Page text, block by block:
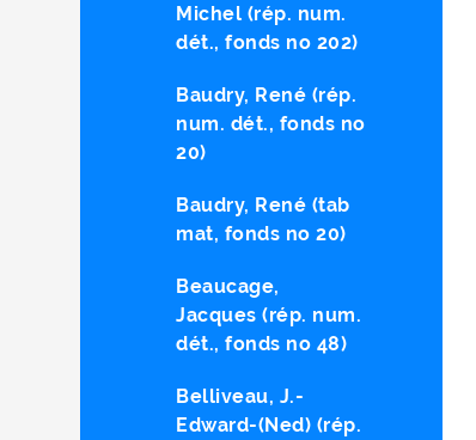
Michel (rép. num.
dét., fonds no 202)
Baudry, René (rép.
num. dét., fonds no
20)
Baudry, René (tab
mat, fonds no 20)
Beaucage,
Jacques (rép. num.
dét., fonds no 48)
Belliveau, J.-
Edward-(Ned) (rép.